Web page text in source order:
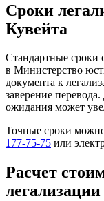
Сроки
Кувейта
Стандартные сроки
в Министерство
документа к
заверение
ожидания может
Точные сроки
177-75-75 или
Расчет
легализации